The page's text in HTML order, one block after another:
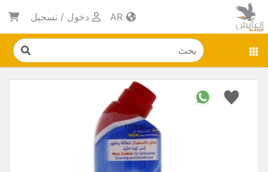
دخول / تسجيل